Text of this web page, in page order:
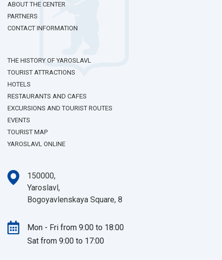
ABOUT THE CENTER
PARTNERS
CONTACT INFORMATION
THE HISTORY OF YAROSLAVL
TOURIST ATTRACTIONS
HOTELS
RESTAURANTS AND CAFES
EXCURSIONS AND TOURIST ROUTES
EVENTS
TOURIST MAP
YAROSLAVL ONLINE
150000,
Yaroslavl,
Bogoyavlenskaya Square, 8
Mon - Fri from 9:00 to 18:00
Sat from 9:00 to 17:00